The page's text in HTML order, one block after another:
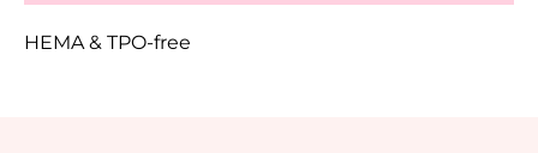
HEMA & TPO-free